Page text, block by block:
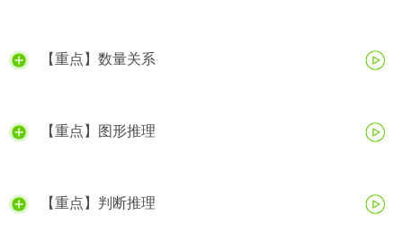
【重点】数量关系
【重点】图形推理
【重点】判断推理